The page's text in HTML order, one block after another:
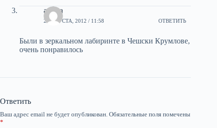
алина
2 АВГУСТА, 2012 / 11:58 ОТВЕТИТЬ
Были в зеркальном лабиринте в Чешски Крумлове,
очень понравилось
Ответить
Ваш адрес email не будет опубликован. Обязательные поля помечены
*